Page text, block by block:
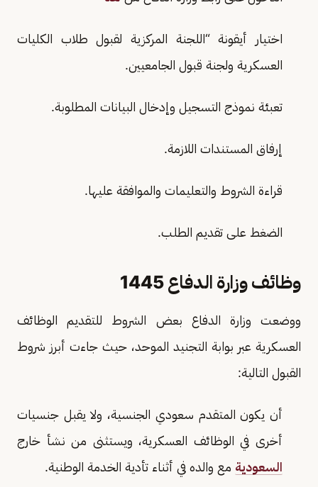
اختيار أيقونة “اللجنة المركزية لقبول طلاب الكليات
العسكرية ولجنة قبول الجامعيين.
تعبئة نموذج التسجيل وإدخال البيانات المطلوبة.
إرفاق المستندات اللازمة.
قراءة الشروط والتعليمات والموافقة عليها.
الضغط على تقديم الطلب.
وظائف وزارة الدفاع 1445
ووضعت وزارة الدفاع بعض الشروط للتقديم الوظائف
العسكرية عبر بوابة التجنيد الموحد، حيث جاءت أبرز شروط
القبول التالية:
أن يكون المتقدم سعودي الجنسية، ولا يقبل جنسيات
أخرى في الوظائف العسكرية، ويستثنى من نشأ خارج
السعودية مع والده في أثناء تأدية الخدمة الوطنية.